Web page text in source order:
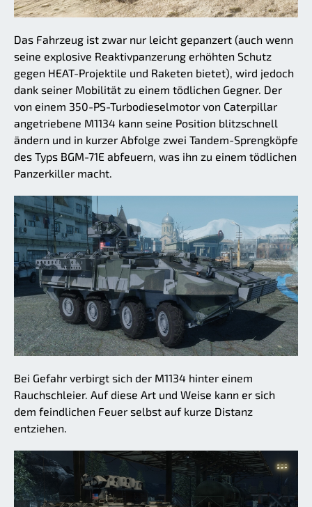
Das Fahrzeug ist zwar nur leicht gepanzert (auch wenn
seine explosive Reaktivpanzerung erhöhten Schutz
gegen HEAT-Projektile und Raketen bietet), wird jedoch
dank seiner Mobilität zu einem tödlichen Gegner. Der
von einem 350-PS-Turbodieselmotor von Caterpillar
angetriebene M1134 kann seine Position blitzschnell
ändern und in kurzer Abfolge zwei Tandem-Sprengköpfe
des Typs BGM-71E abfeuern, was ihn zu einem tödlichen
Panzerkiller macht.
Bei Gefahr verbirgt sich der M1134 hinter einem
Rauchschleier. Auf diese Art und Weise kann er sich
dem feindlichen Feuer selbst auf kurze Distanz
entziehen.